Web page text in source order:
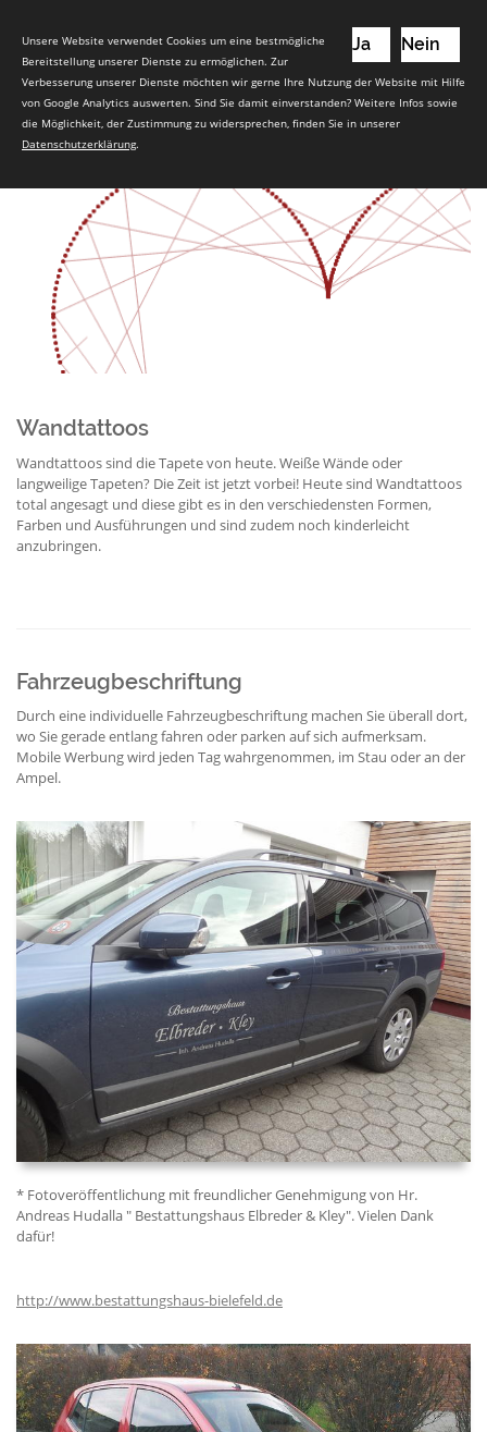
Wandtattoos
Wandtattoos sind die Tapete von heute. Weiße Wände oder
langweilige Tapeten? Die Zeit ist jetzt vorbei! Heute sind Wandtattoos
total angesagt und diese gibt es in den verschiedensten Formen,
Farben und Ausführungen und sind zudem noch kinderleicht
anzubringen.
Fahrzeugbeschriftung
Durch eine individuelle Fahrzeugbeschriftung machen Sie überall dort,
wo Sie gerade entlang fahren oder parken auf sich aufmerksam.
Mobile Werbung wird jeden Tag wahrgenommen, im Stau oder an der
Ampel.
* Fotoveröffentlichung mit freundlicher Genehmigung von Hr.
Andreas Hudalla " Bestattungshaus Elbreder & Kley". Vielen Dank
dafür!
http://www.bestattungshaus-bielefeld.de
Nein
Ja
Unsere Website verwendet Cookies um eine bestmögliche
Bereitstellung unserer Dienste zu ermöglichen. Zur
Verbesserung unserer Dienste möchten wir gerne Ihre Nutzung der Website mit Hilfe
von Google Analytics auswerten. Sind Sie damit einverstanden? Weitere Infos sowie
die Möglichkeit, der Zustimmung zu widersprechen, finden Sie in unserer
Datenschutzerklärung.